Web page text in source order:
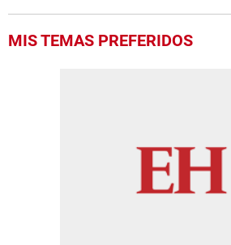
MIS TEMAS PREFERIDOS